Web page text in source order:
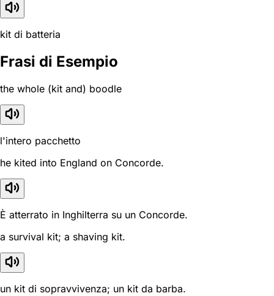
kit di batteria
Frasi di Esempio
the whole (kit and) boodle
l'intero pacchetto
he kited into England on Concorde.
È atterrato in Inghilterra su un Concorde.
a survival kit; a shaving kit.
un kit di sopravvivenza; un kit da barba.